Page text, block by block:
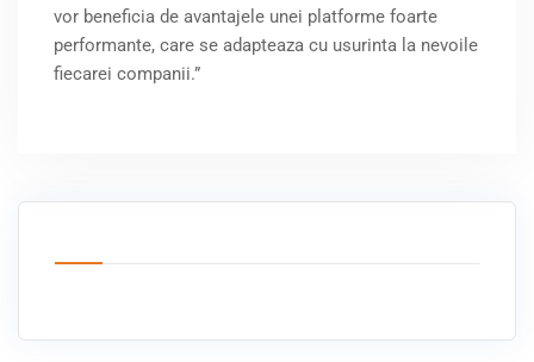
vor beneficia de avantajele unei platforme foarte
performante, care se adapteaza cu usurinta la nevoile
fiecarei companii.”